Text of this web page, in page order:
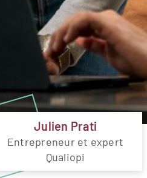
Julien Prati
Entrepreneur et expert
Qualiopi